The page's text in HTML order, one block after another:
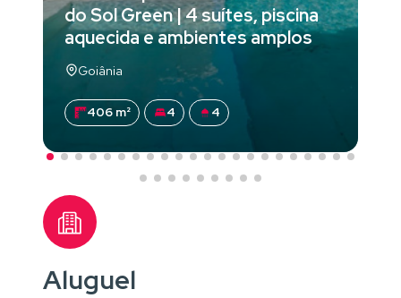
do Sol Green | 4 suítes, piscina
aquecida e ambientes amplos
Goiânia
406 m² 4 4
Aluguel